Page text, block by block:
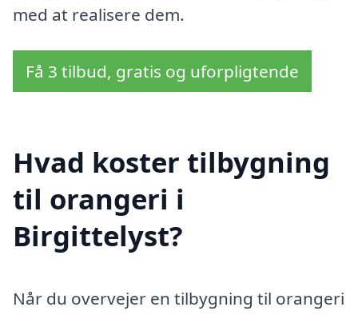
med at realisere dem.
Få 3 tilbud, gratis og uforpligtende
Hvad koster tilbygning
til orangeri i
Birgittelyst?
Når du overvejer en tilbygning til orangeri